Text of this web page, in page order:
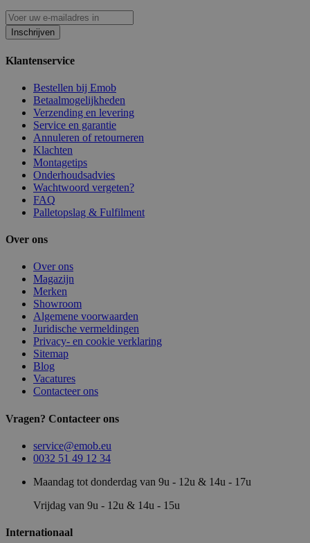
Inschrijven
Klantenservice
Bestellen bij Emob
Betaalmogelijkheden
Verzending en levering
Service en garantie
Annuleren of retourneren
Klachten
Montagetips
Onderhoudsadvies
Wachtwoord vergeten?
FAQ
Palletopslag & Fulfilment
Over ons
Over ons
Magazijn
Merken
Showroom
Algemene voorwaarden
Juridische vermeldingen
Privacy- en cookie verklaring
Sitemap
Blog
Vacatures
Contacteer ons
Vragen? Contacteer ons
service@emob.eu
0032 51 49 12 34
Maandag tot donderdag van 9u - 12u & 14u - 17u
Vrijdag van 9u - 12u & 14u - 15u
Internationaal